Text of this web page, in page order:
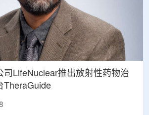
司LifeNuclear推出放射性药物治
TheraGuide